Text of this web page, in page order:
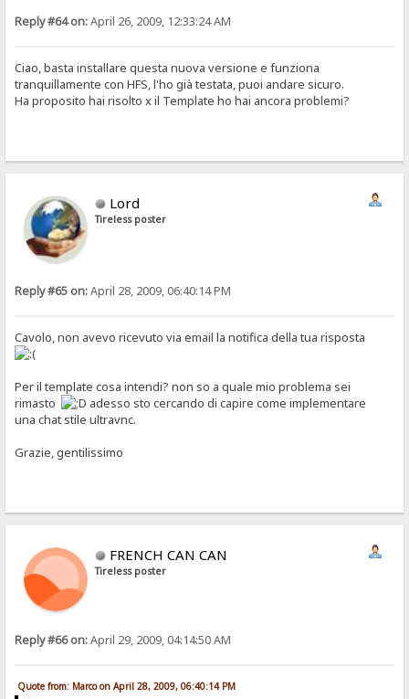
Reply #64 on:April 26, 2009, 12:33:24 AM
Ciao, basta installare questa nuova versione e funziona
tranquillamente con HFS, l'ho già testata, puoi andare sicuro.
Ha proposito hai risolto x il Template ho hai ancora problemi?
Lord
Tireless poster
Reply #65 on:April 28, 2009, 06:40:14 PM
Cavolo, non avevo ricevuto via email la notifica della tua risposta
Per il template cosa intendi? non so a quale mio problema sei
rimasto
adesso sto cercando di capire come implementare
una chat stile ultravnc.
Grazie, gentilissimo
FRENCH CAN CAN
Tireless poster
Reply #66 on:April 29, 2009, 04:14:50 AM
Quote from: Marco on April 28, 2009, 06:40:14 PM